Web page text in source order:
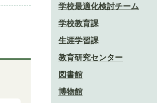
学校最適化検討チーム
学校教育課
生涯学習課
教育研究センター
図書館
博物館